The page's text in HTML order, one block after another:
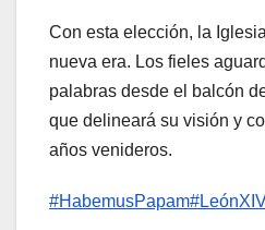
Con esta elección, la
nueva era. Los fieles
palabras desde el balcón
que delineará su visión y
años venideros.
#HabemusPapam